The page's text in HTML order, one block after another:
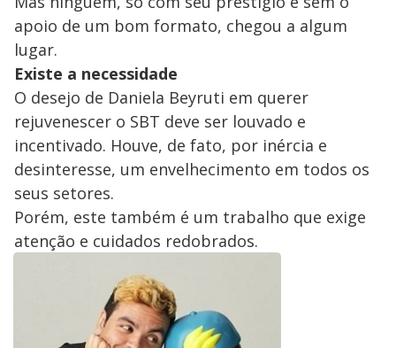
apoio de um bom formato, chegou a algum
lugar.
Existe a necessidade
O desejo de Daniela Beyruti em querer
rejuvenescer o SBT deve ser louvado e
incentivado. Houve, de fato, por inércia e
desinteresse, um envelhecimento em todos os
seus setores.
Porém, este também é um trabalho que exige
atenção e cuidados redobrados.